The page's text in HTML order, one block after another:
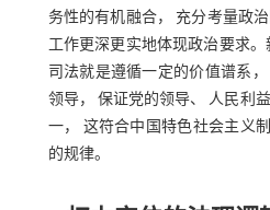
务性的有机融合， 充分考量政
工作更深更实地体现政治要求
司法就是遵循一定的价值谱系
领导， 保证党的领导、 人民利
一， 这符合中国特色社会主义
的规律。